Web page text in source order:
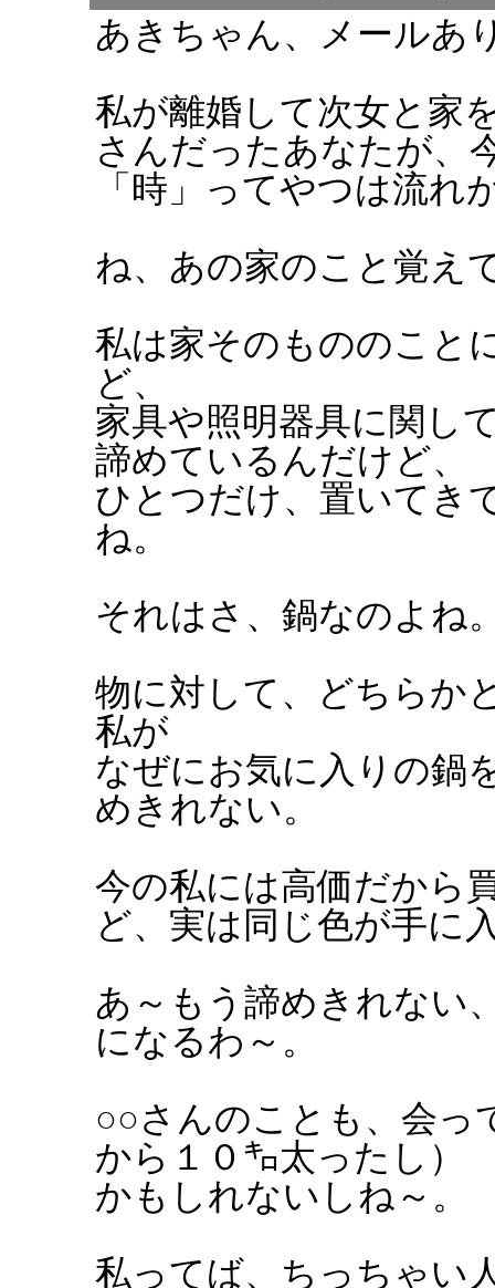
あきちゃん、メールあ
私が離婚して次女と家
さんだったあなたが、
「時」ってやつは流れ
ね、あの家のこと覚え
私は家そのもののこと
ど、
家具や照明器具に関し
諦めているんだけど、
ひとつだけ、置いてき
ね。
それはさ、鍋なのよね
物に対して、どちらか
私が
なぜにお気に入りの鍋
めきれない。
今の私には高価だから
ど、実は同じ色が手に
あ～もう諦めきれない
になるわ～。
○○さんのことも、会っ
から１０㌔太ったし）
かもしれないしね～。
私ってば、ちっちゃい